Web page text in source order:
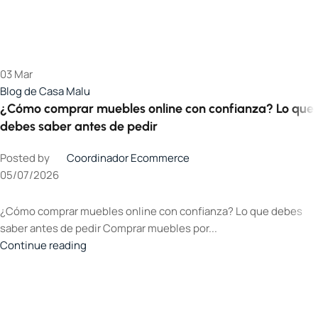
03Mar
Blog de Casa Malu
¿Cómo comprar muebles online con confianza? Lo que
debes saber antes de pedir
Posted by
Coordinador Ecommerce
05/07/2026
¿Cómo comprar muebles online con confianza? Lo que debes
saber antes de pedir Comprar muebles por...
Continue reading